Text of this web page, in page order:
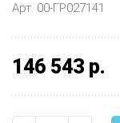
Арт. 00-ГР027141
146 543 р.